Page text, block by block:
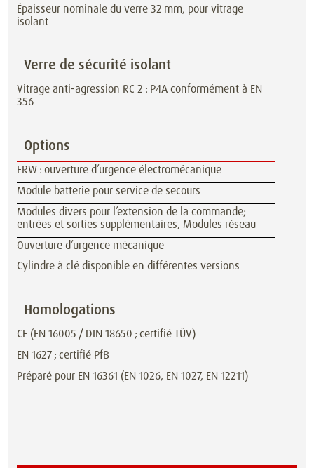
Épaisseur nominale du verre 32 mm, pour vitrage
isolant
Verre de sécurité isolant
Vitrage anti-agression RC 2 : P4A conformément à EN
356
Options
FRW : ouverture d’urgence électromécanique
Module batterie pour service de secours
Modules divers pour l’extension de la commande;
entrées et sorties supplémentaires, Modules réseau
Ouverture d’urgence mécanique
Cylindre à clé disponible en différentes versions
Homologations
CE (EN 16005 / DIN 18650 ; certifié TÜV)
EN 1627 ; certifié PfB
Préparé pour EN 16361 (EN 1026, EN 1027, EN 12211)